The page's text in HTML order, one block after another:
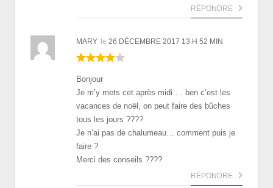
RÉPONDRE
MARY le 26 DÉCEMBRE 2017 13 H 52 MIN
Bonjour
Je m’y mets cet après midi … ben c’est les
vacances de noël, on peut faire des bûches
tous les jours ????
Je n’ai pas de chalumeau… comment puis je
faire ?
Merci des conseils ????
RÉPONDRE